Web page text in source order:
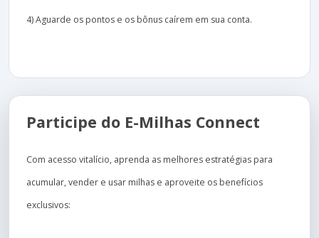
4) Aguarde os pontos e os bônus caírem em sua conta.
Participe do E-Milhas Connect
Com acesso vitalício, aprenda as melhores estratégias para
acumular, vender e usar milhas e aproveite os benefícios
exclusivos: